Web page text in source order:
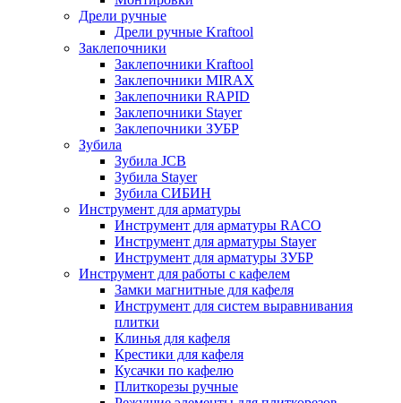
Дрели ручные
Дрели ручные Kraftool
Заклепочники
Заклепочники Kraftool
Заклепочники MIRAX
Заклепочники RAPID
Заклепочники Stayer
Заклепочники ЗУБР
Зубила
Зубила JCB
Зубила Stayer
Зубила СИБИН
Инструмент для арматуры
Инструмент для арматуры RACO
Инструмент для арматуры Stayer
Инструмент для арматуры ЗУБР
Инструмент для работы с кафелем
Замки магнитные для кафеля
Инструмент для систем выравнивания
плитки
Клинья для кафеля
Крестики для кафеля
Кусачки по кафелю
Плиткорезы ручные